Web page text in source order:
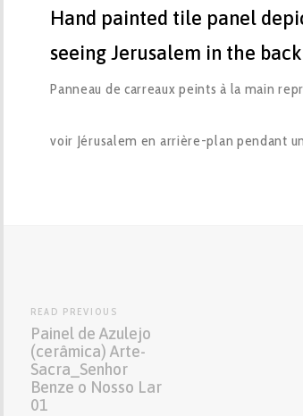
Hand painted tile panel
seeing Jerusalem in the
Panneau de carreaux peints à la main
voir Jérusalem en arrière-plan pendant
READ PREVIOUS
Painel de Azulejo
(cerâmica) Arte-
Sacra_Senhor
Benze o Nosso Lar
01